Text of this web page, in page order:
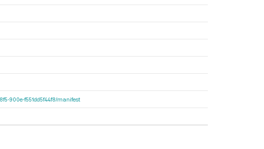
900e-f551dd5f44f8/manifest